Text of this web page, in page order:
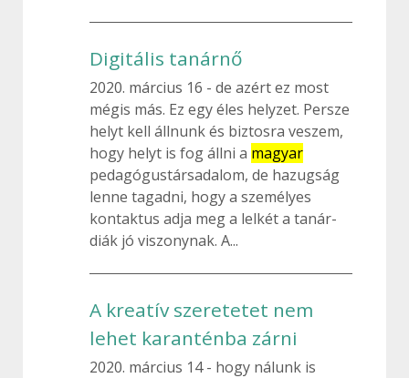
Digitális tanárnő
2020. március 16
de azért ez most
mégis más. Ez egy éles helyzet. Persze
helyt kell állnunk és biztosra veszem,
hogy helyt is fog állni a magyar
pedagógustársadalom, de hazugság
lenne tagadni, hogy a személyes
kontaktus adja meg a lelkét a tanár-
diák jó viszonynak. A...
A kreatív szeretetet nem
lehet karanténba zárni
2020. március 14
hogy nálunk is